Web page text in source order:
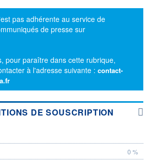
pas adhérente au service de
de presse sur
pour paraître dans cette rubrique,
à l'adresse suivante : contact-
DE SOUSCRIPTION
0 %